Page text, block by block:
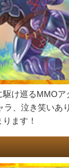
け巡るMMOア
ラ、泣き笑いあ
ます！